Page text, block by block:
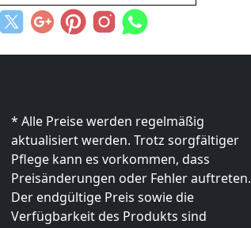
* Alle Preise werden regelmäßig
aktualisiert werden. Trotz sorgfältiger
Pflege kann es vorkommen, dass
Preisänderungen oder Fehler auftreten.
Der endgültige Preis sowie die
Verfügbarkeit des Produkts sind